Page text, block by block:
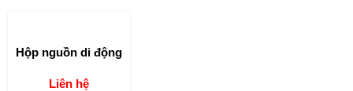
Hộp nguồn di động
Liên hệ